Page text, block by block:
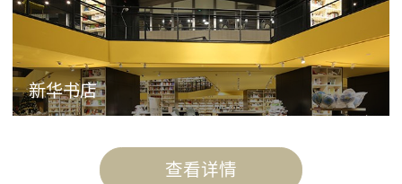
新华书店
查看详情